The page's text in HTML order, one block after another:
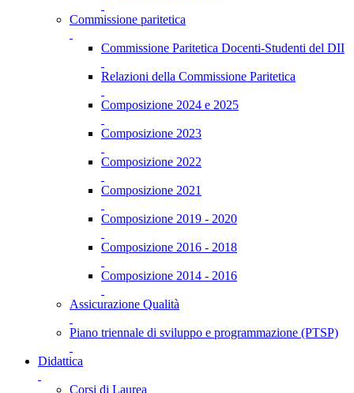
Commissione paritetica
Commissione Paritetica Docenti-Studenti del DII
Relazioni della Commissione Paritetica
Composizione 2024 e 2025
Composizione 2023
Composizione 2022
Composizione 2021
Composizione 2019 - 2020
Composizione 2016 - 2018
Composizione 2014 - 2016
Assicurazione Qualità
Piano triennale di sviluppo e programmazione (PTSP)
Didattica
Corsi di Laurea